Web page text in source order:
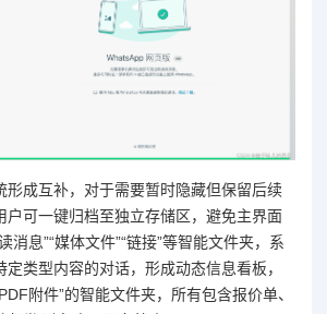
形成互补，对于需要暂时隐藏但保留后续
户可一键归档至独立存储区，避免主界面
消息”“媒体文件”“链接”等智能文件夹，系
类型内容的对话，形成动态信息看板，
附件”的智能文件夹，所有包含报价单、